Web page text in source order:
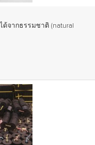
จากธรรมชาติ (natural